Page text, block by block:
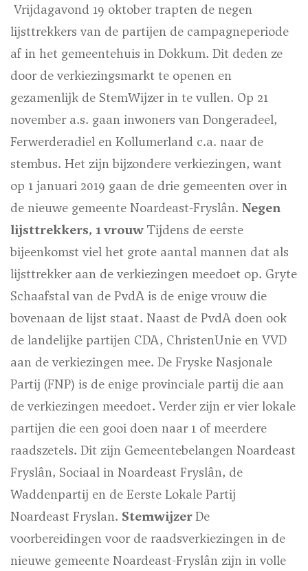
Vrijdagavond 19 oktober trapten de negen
lijsttrekkers van de partijen de campagneperiode
af in het gemeentehuis in Dokkum. Dit deden ze
door de verkiezingsmarkt te openen en
gezamenlijk de StemWijzer in te vullen. Op 21
november a.s. gaan inwoners van Dongeradeel,
Ferwerderadiel en Kollumerland c.a. naar de
stembus. Het zijn bijzondere verkiezingen, want
op 1 januari 2019 gaan de drie gemeenten over in
de nieuwe gemeente Noardeast-Fryslân. Negen
lijsttrekkers, 1 vrouw Tijdens de eerste
bijeenkomst viel het grote aantal mannen dat als
lijsttrekker aan de verkiezingen meedoet op. Gryte
Schaafstal van de PvdA is de enige vrouw die
bovenaan de lijst staat. Naast de PvdA doen ook
de landelijke partijen CDA, ChristenUnie en VVD
aan de verkiezingen mee. De Fryske Nasjonale
Partij (FNP) is de enige provinciale partij die aan
de verkiezingen meedoet. Verder zijn er vier lokale
partijen die een gooi doen naar 1 of meerdere
raadszetels. Dit zijn Gemeentebelangen Noardeast
Fryslân, Sociaal in Noardeast Fryslân, de
Waddenpartij en de Eerste Lokale Partij
Noardeast Fryslan. StemwijzerDe
voorbereidingen voor de raadsverkiezingen in de
nieuwe gemeente Noardeast-Fryslân zijn in volle